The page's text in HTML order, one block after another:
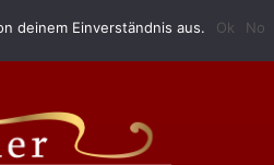
deinem Einverständnis aus. Ok No